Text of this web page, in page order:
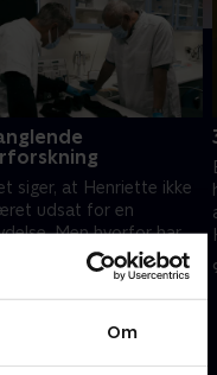
Om
siger, at Henriette ikke
udsat for en
Men hvorfor har
flere mærker på sin